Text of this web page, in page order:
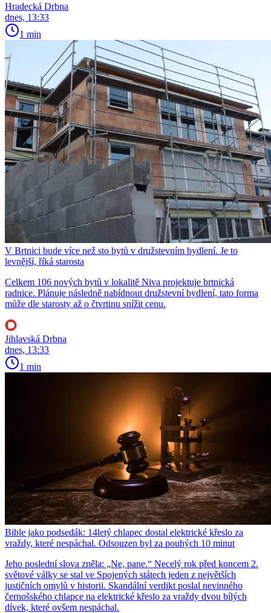
Hradecká Drbna
dnes, 13:33
1 min
V Brtnici bude více než sto bytů v družstevním bydlení. Je to
levnější, říká starosta
Celkem 106 nových bytů v lokalitě Niva projektuje brtnická
radnice. Plánuje následně nabídnout družstevní bydlení, tato forma
může dle starosty až o čtvrtinu snížit cenu.
Jihlavská Drbna
dnes, 13:33
1 min
Bible jako podsedák: 14letý chlapec dostal elektrické křeslo za
vraždy, které nespáchal. Odsouzen byl za pouhých 10 minut
Jeho poslední slova zněla: „Ne, pane.“ Necelý rok před koncem 2.
světové války se stal ve Spojených státech jeden z největších
justičních omylů v historii. Skandální verdikt poslal nevinného
černošského chlapce na elektrické křeslo za vraždy dvou bílých
dívek, které ovšem nespáchal.